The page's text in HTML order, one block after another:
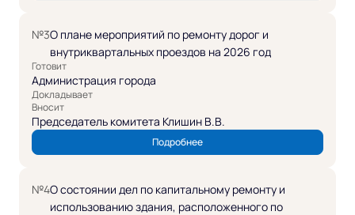
№3О плане мероприятий по ремонту дорог и
внутриквартальных проездов на 2026 год
Готовит
Администрация города
Докладывает
Вносит
Председатель комитета Клишин В.В.
Подробнее
№4О состоянии дел по капитальному ремонту и
использованию здания, расположенного по